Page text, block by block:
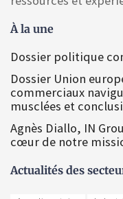
À la une
Dossier politique
Dossier Union
commerciaux
musclées et
Agnès Diallo, IN
cœur de notre
Actualités des